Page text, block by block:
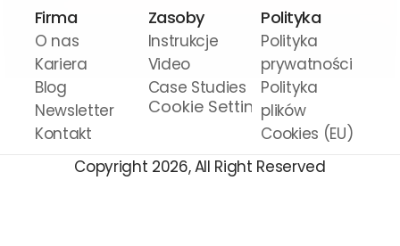
Firma
O nas
Kariera
Blog
Newsletter
Kontakt
Zasoby
Instrukcje
Video
Case Studies
Cookie Settings
Polityka
Polityka
prywatności
Polityka
plików
Cookies (EU)
Copyright 2026, All Right Reserved